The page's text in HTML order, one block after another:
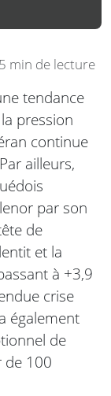
min de lecture
tendance
pression
continue
ailleurs,
par son
de
et la
à +3,9
crise
également
de
de 100